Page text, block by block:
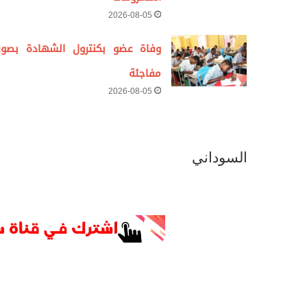
2026-08-05
وفاة عضو بكنترول الشهادة
مفاجئة
2026-08-05
السوداني